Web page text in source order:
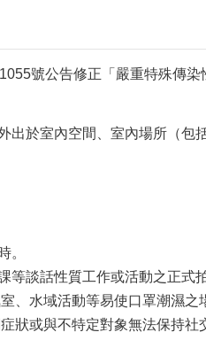
號公告修正「嚴重特殊傳
出於室內空間、室內場所（
。
談話性質工作或活動之正式
、水域活動等易使口罩潮濕之
狀或與不特定對象無法保持社